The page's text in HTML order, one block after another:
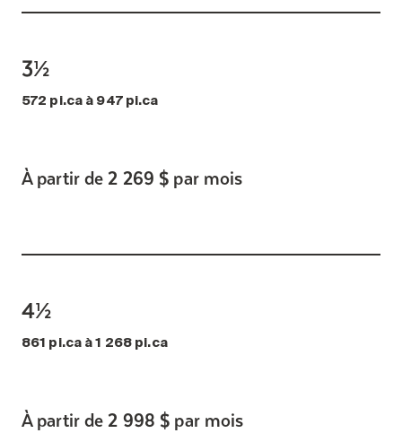
3½
572 pi.ca à 947 pi.ca
À partir de 2 269 $ par mois
4½
861 pi.ca à 1 268 pi.ca
À partir de 2 998 $ par mois